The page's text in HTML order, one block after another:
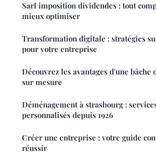
Sarl imposition dividendes : tout
mieux optimiser
Transformation digitale : stratégies
pour votre entreprise
Découvrez les avantages d'une bâche
sur mesure
Déménagement à strasbourg :
personnalisés depuis 1926
Créer une entreprise : votre guide
réussir